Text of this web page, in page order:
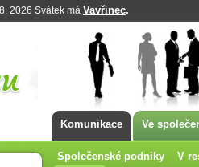
2026 Svátek má Vavřinec.
Komunikace Ve
Společenské podniky
V